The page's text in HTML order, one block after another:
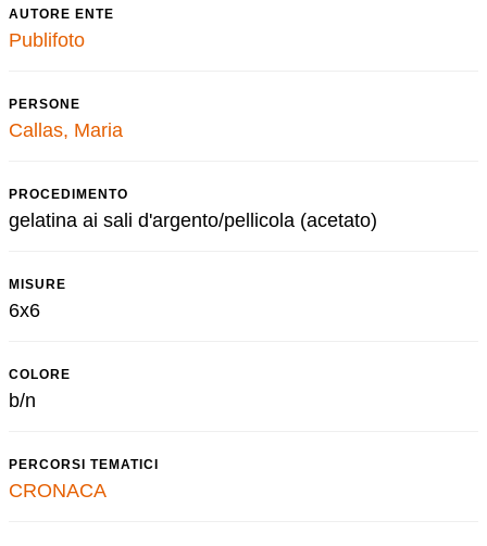
AUTORE ENTE
Publifoto
PERSONE
Callas, Maria
PROCEDIMENTO
gelatina ai sali d'argento/pellicola (acetato)
MISURE
6x6
COLORE
b/n
PERCORSI TEMATICI
CRONACA